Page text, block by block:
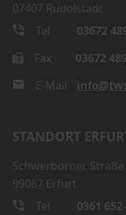
07407 Rudolstadt
Tel
03672
Fax
03672
E-Mail
STANDORT
Schwerborner Straße
99087 Erfurt
Tel
0361